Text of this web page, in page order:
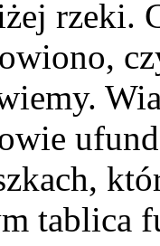
rzeki.
tablica